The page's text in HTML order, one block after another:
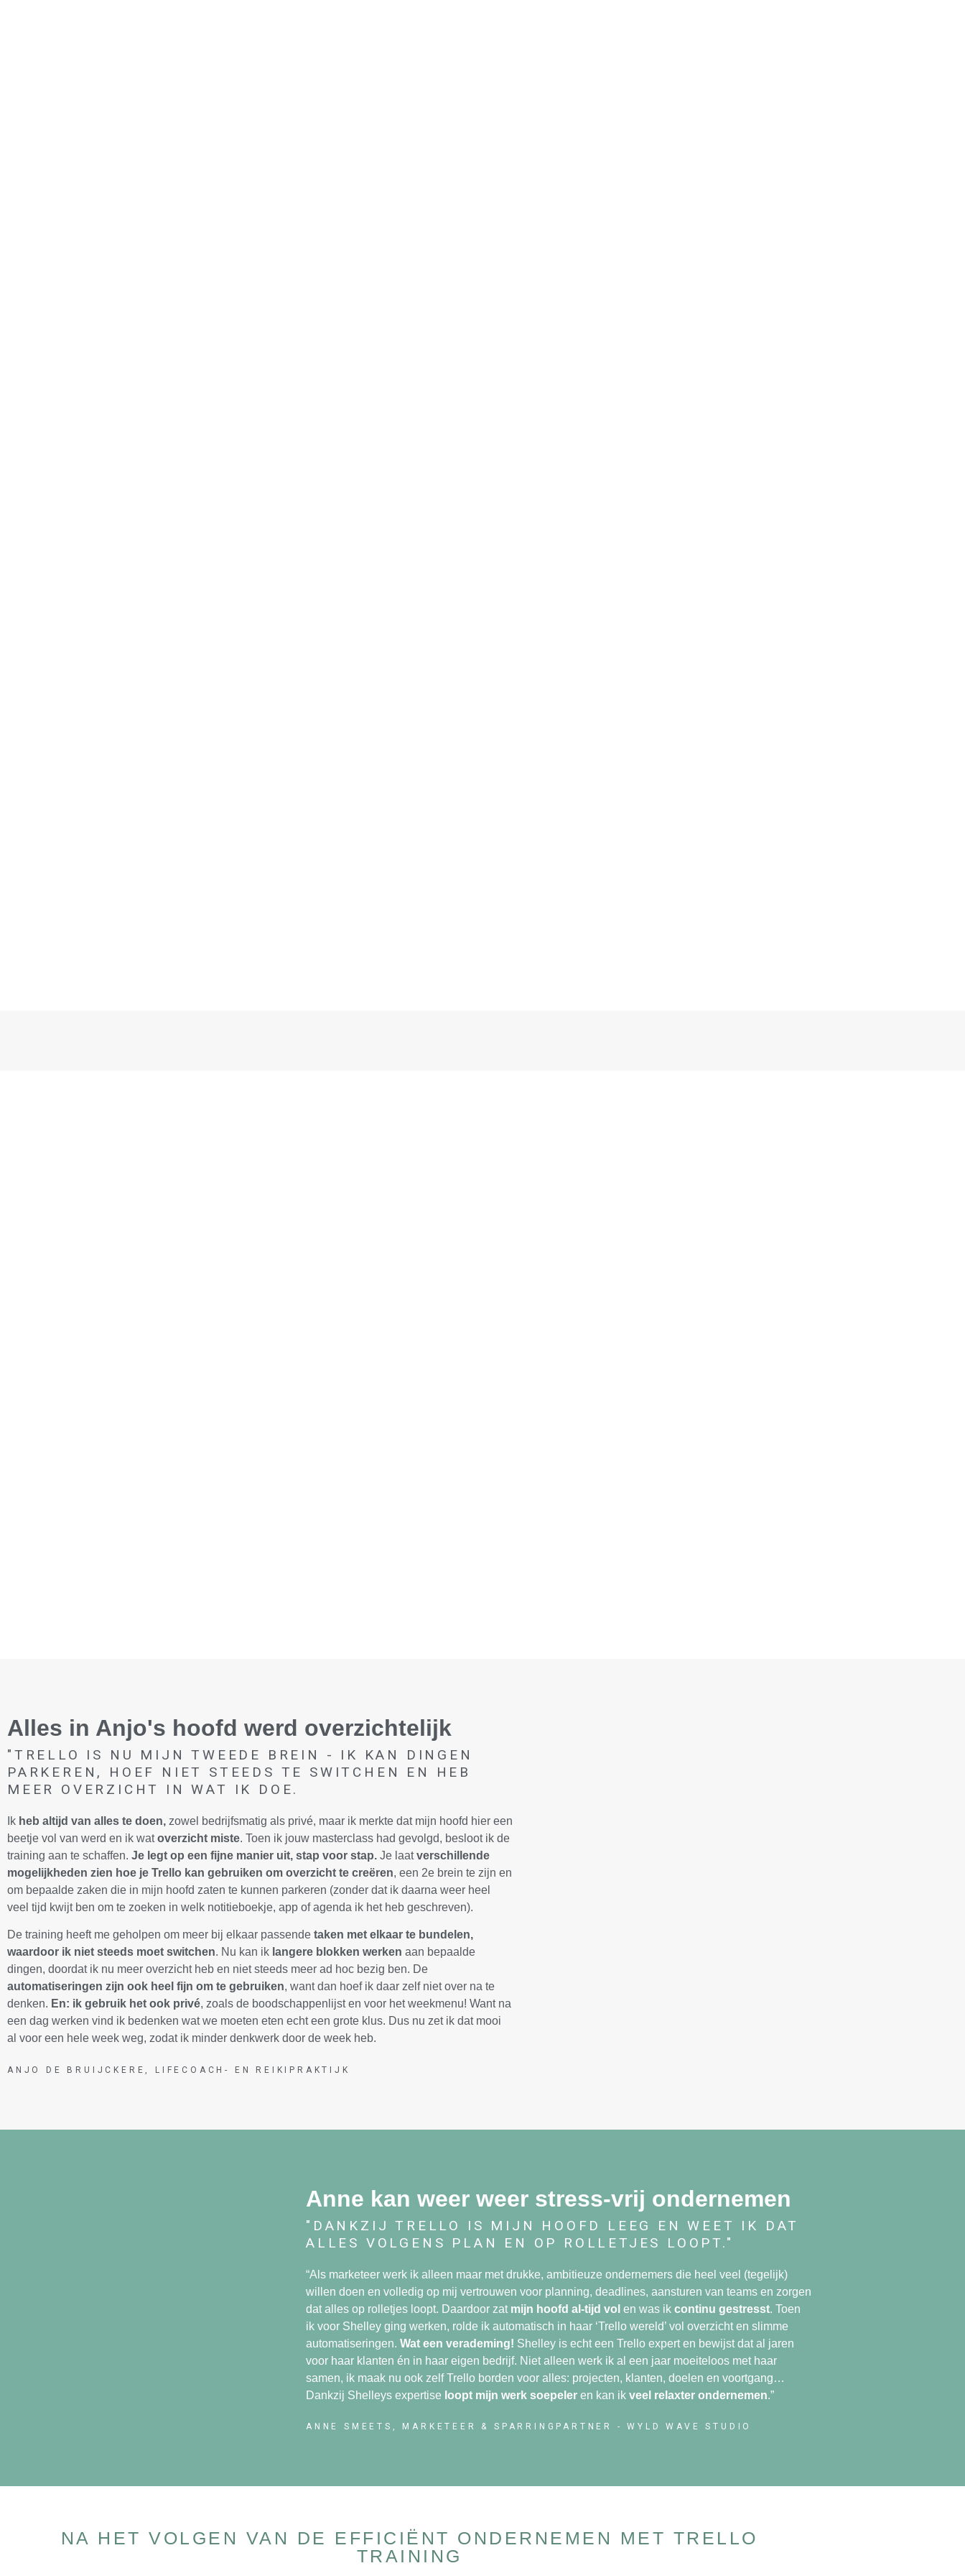
Alles in Anjo's hoofd werd overzichtelijk
"TRELLO IS NU MIJN TWEEDE BREIN - IK KAN DINGEN
PARKEREN, HOEF NIET STEEDS TE SWITCHEN EN HEB
MEER OVERZICHT IN WAT IK DOE.
Ik heb altijd van alles te doen, zowel bedrijfsmatig als privé, maar ik merkte dat mijn hoofd hier een
beetje vol van werd en ik watoverzicht miste. Toen ik jouw masterclass had gevolgd, besloot ik de
training aan te schaffen. Je legt op een fijne manier uit, stap voor stap. Je laatverschillende
mogelijkheden zien hoe je Trello kan gebruiken om overzicht te creëren, een 2e brein te zijn en
om bepaalde zaken die in mijn hoofd zaten te kunnen parkeren (zonder dat ik daarna weer heel
veel tijd kwijt ben om te zoeken in welk notitieboekje, app of agenda ik het heb geschreven).
De training heeft me geholpen om meer bij elkaar passende taken met elkaar te bundelen,
waardoor ik niet steeds moet switchen. Nu kan ik langere blokken werken aan bepaalde
dingen, doordat ik nu meer overzicht heb en niet steeds meer ad hoc bezig ben. De
automatiseringen zijn ook heel fijn om te gebruiken, want dan hoef ik daar zelf niet over na te
denken. En: ik gebruik het ook privé, zoals de boodschappenlijst en voor het weekmenu! Want na
een dag werken vind ik bedenken wat we moeten eten echt een grote klus. Dus nu zet ik dat mooi
al voor een hele week weg, zodat ik minder denkwerk door de week heb.
ANJO DE BRUIJCKERE, LIFECOACH- EN REIKIPRAKTIJK
Anne kan weer weer stress-vrij ondernemen
"DANKZIJ TRELLO IS MIJN HOOFD LEEG EN WEET IK DAT
ALLES VOLGENS PLAN EN OP ROLLETJES LOOPT."
“Als marketeer werk ik alleen maar met drukke, ambitieuze ondernemers die heel veel (tegelijk)
willen doen en volledig op mij vertrouwen voor planning, deadlines, aansturen van teams en zorgen
dat alles op rolletjes loopt. Daardoor zat mijn hoofd al-tijd vol en was ik continu gestresst. Toen
ik voor Shelley ging werken, rolde ik automatisch in haar ‘Trello wereld’ vol overzicht en slimme
automatiseringen. Wat een verademing! Shelley is echt een Trello expert en bewijst dat al jaren
voor haar klanten én in haar eigen bedrijf. Niet alleen werk ik al een jaar moeiteloos met haar
samen, ik maak nu ook zelf Trello borden voor alles: projecten, klanten, doelen en voortgang…
Dankzij Shelleys expertise loopt mijn werk soepeler en kan ik veel relaxter ondernemen.”
ANNE SMEETS, MARKETEER & SPARRINGPARTNER - WYLD WAVE STUDIO
NA HET VOLGEN VAN DE EFFICIËNT ONDERNEMEN MET TRELLO
TRAINING